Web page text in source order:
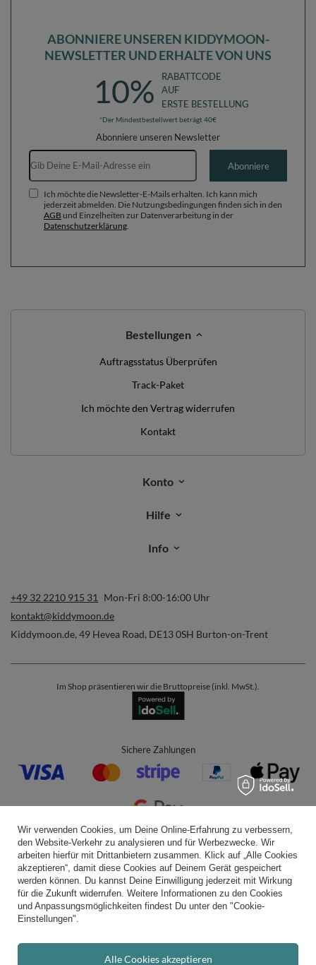
ABONNIERE UNSEREN KIDDYMOON-
NEWSLETTER UND ERHALTE VON UNS
10%
RABATTCODE
AUF
ERSTE BESTELLUNG
*Der Mindestbestellwert beträgt 40€
Abonniere unseren Newsletter
E-Mail-Adresse
Abonniere
Ich möchte die Newsletter-E-Mails erhalten. Ich kann mich
jederzeit abmelden. Die Nutzungsbedingungen finden sich in den
AGB und Einzelheiten zur Datenverarbeitung in der
Datenschutzerklärung
Bestellungen
Auftragsstatus Überprüfen
Track-Paket
Ich möchte den Vertrag widerrufen
Kontakt
Konto
Hilfe
Info
+49 32 2210 915 31
Mon-Fri 8:00-16:00 Uhr
kontakt@kiddymoon.de
Kiddymoon.de, 49 Hevea Road, DE13 0SH Burton-on-Trent
Im Shop präsentieren wir die Bruttopreise (inkl. MwSt.).
Sichere Zahlungen
Bequeme Lieferung
Du kannst uns vertrauen
Wir verwenden Cookies, um Deine Online-Erfahrung zu verbessern,
den Website-Verkehr zu analysieren und für Werbezwecke. Wir
arbeiten hierfür mit Drittanbietern zusammen. Klick auf „Alle Cookies
akzeptieren“, damit diese Cookies auf Deinem Gerät gespeichert
werden können. Du kannst Deine Einwilligung jederzeit mit Wirkung
für die Zukunft widerrufen. Weitere Informationen zu den Cookies
und Anpassungsmöglichkeiten findest Du unter den "Cookie-
Einstellungen".
Alle Cookies akzeptieren